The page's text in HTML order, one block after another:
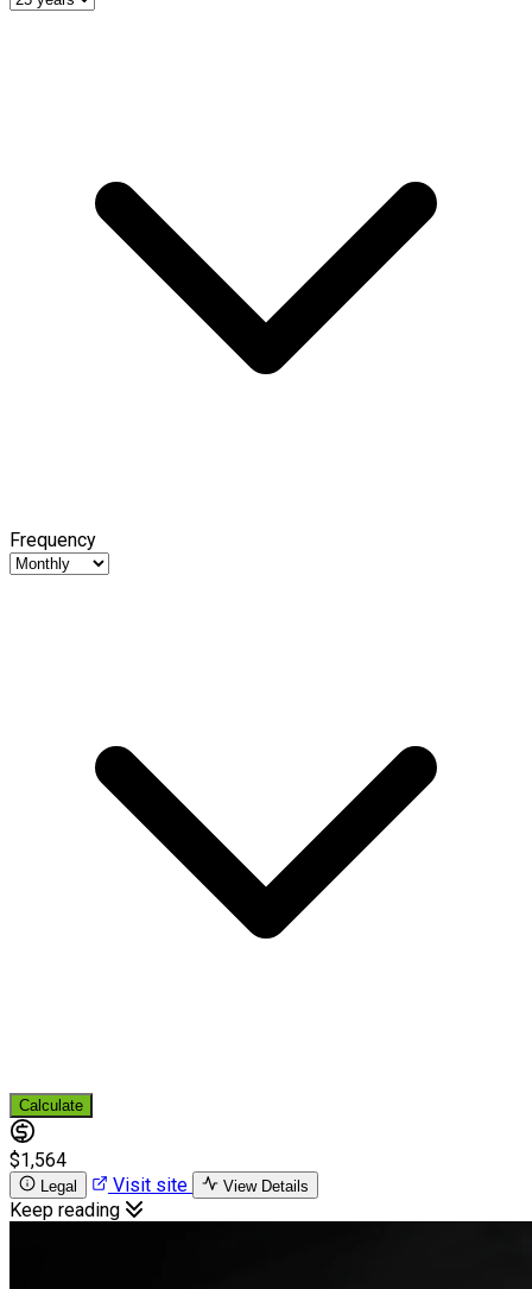
Frequency
Calculate
$1,564
Legal Visit site View Details
Keep reading